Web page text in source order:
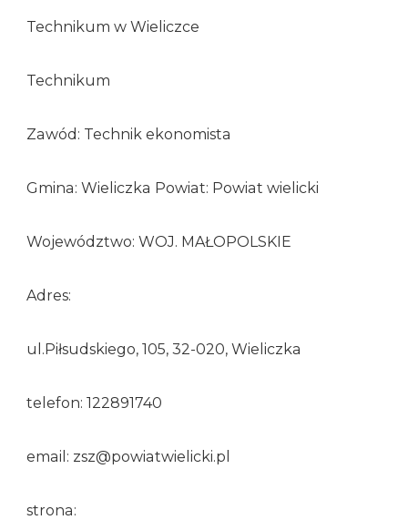
Technikum w Wieliczce
Technikum
Zawód: Technik ekonomista
Gmina: Wieliczka Powiat: Powiat wielicki
Województwo: WOJ. MAŁOPOLSKIE
Adres:
ul.Piłsudskiego, 105, 32-020, Wieliczka
telefon: 122891740
email: zsz@powiatwielicki.pl
strona: